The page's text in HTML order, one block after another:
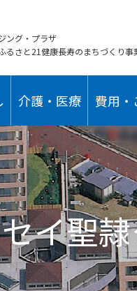
ング・プラザ
るさと21健康長寿のまちづくり事
介護・医療 費用
イ聖